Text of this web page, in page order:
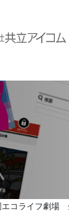
ABOUBT US
要
ームページ
・運営
ジ制作
コンサルティン
告代行
エコライフ劇場